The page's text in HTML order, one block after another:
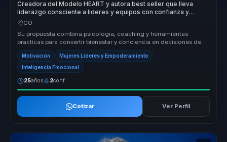
Creadora del Modelo HEART y autora best seller que lleva
liderazgo consciente a lideres y equipos con confianza y
bienestar.
CO
Su propuesta combina psicologia, coaching y herramientas
practicas para convertir bienestar y conciencia en decisiones de
liderazgo mas c...
Motivación Mujeres Líderes y Empoderamiento
Inteligencia Emocional
25años 2conf.
Cotizar Ver Perfil